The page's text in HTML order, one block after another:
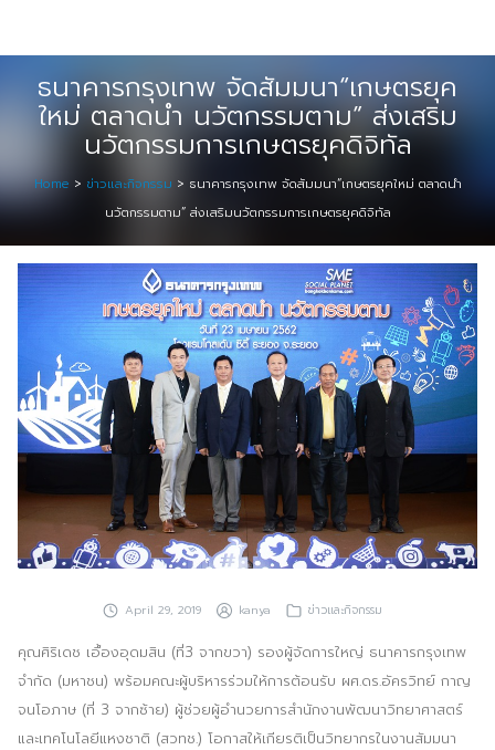
Event & Exhibition Solution
intro
Media Solution
Seminar Service Solution
Trading & E-Commerce Solution
ข้อมูลบริษัท
จัดงานแสดงสินค้าและอีเว้นท์ต่าง ๆ
ติดต่อเรา
ประชาสัมพันธ์ผ่านสื่อออฟไลน์และสื่อออนไลน์
ผลงานของเรา
ผลิตสิ่งพิมพ์และที่เกี่ยวข้อง
พัฒนาผลิตภัณฑ์
หน้าแรก
ธนาคารกรุงเทพ จัดสัมมนา“เกษตรยุค
ใหม่ ตลาดนำ นวัตกรรมตาม” ส่งเสริม
นวัตกรรมการเกษตรยุคดิจิทัล
Home > ข่าวและกิจกรรม > ธนาคารกรุงเทพ จัดสัมมนา“เกษตรยุคใหม่ ตลาดนำ
นวัตกรรมตาม” ส่งเสริมนวัตกรรมการเกษตรยุคดิจิทัล
April 29, 2019 kanya ข่าวและกิจกรรม
คุณศิริเดช เอื้องอุดมสิน (ที่3 จากขวา) รองผู้จัดการใหญ่ ธนาคารกรุงเทพ
จำกัด (มหาชน) พร้อมคณะผู้บริหารร่วมให้การต้อนรับ ผศ.ดร.อัครวิทย์ กาญ
จนโอภาษ (ที่ 3 จากซ้าย) ผู้ช่วยผู้อำนวยการสำนักงานพัฒนาวิทยาศาสตร์
และเทคโนโลยีแหงชาติ (สวทช.) โอกาสให้เกียรติเป็นวิทยากรในงานสัมมนา